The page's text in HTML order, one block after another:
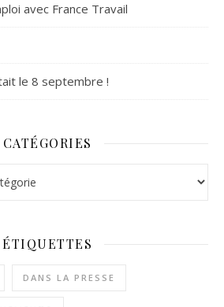
avec France Travail
le 8 septembre !
CATÉGORIES
ÉTIQUETTES
DANS LA PRESSE